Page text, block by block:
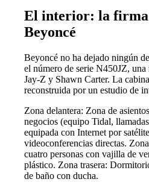
El interior: la firma
Beyoncé
Beyoncé no ha dejado ningún
el número de serie N450JZ,
Jay-Z y Shawn Carter. La
reconstruida por un estudio de
Zona delantera: Zona de
negocios (equipo Tidal,
equipada con Internet por
videoconferencias directas.
cuatro personas con vajilla de
plástico. Zona trasera:
de baño con ducha.